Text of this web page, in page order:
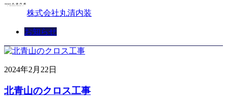
株式会社丸清内装
お知らせ
2024年2月22日
北青山のクロス工事